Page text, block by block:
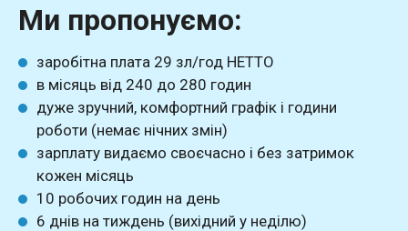
Ми пропонуємо:
заробітна плата 29 зл/год НЕТТО
в місяць від 240 до 280 годин
дуже зручний, комфортний графік і години
роботи (немає нічних змін)
зарплату видаємо своєчасно і без затримок
кожен місяць
10 робочих годин на день
6 днів на тиждень (вихідний у неділю)